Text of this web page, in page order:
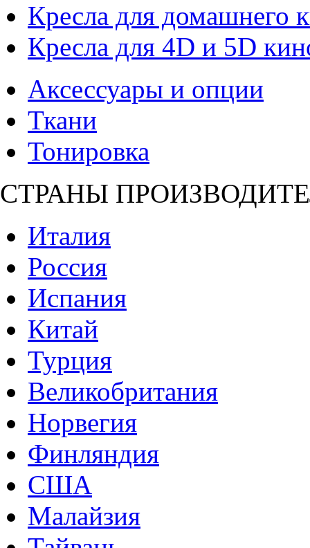
Кресла для домашнего
Кресла для 4D и 5D
Аксессуары и опции
Ткани
Тонировка
СТРАНЫ
Италия
Россия
Испания
Китай
Турция
Великобритания
Норвегия
Финляндия
США
Малайзия